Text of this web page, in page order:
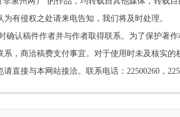
有侵权之处请来电告知，我们将及时处理。
认稿件作者并与作者取得联系。为了保护著
系，商洽稿费支付事宜。对于使用时未及核实
直接与本网站接洽。联系电话：22500260，